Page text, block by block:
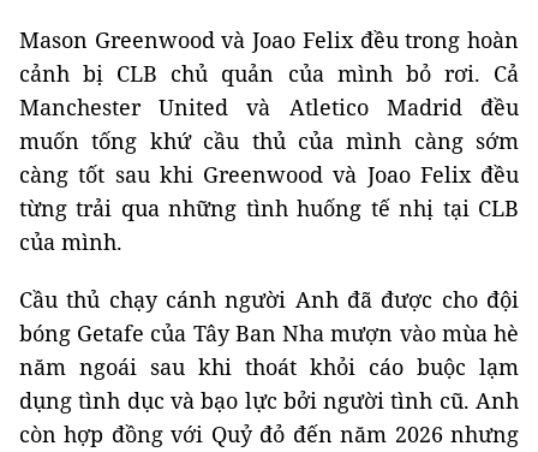
Mason Greenwood và Joao Felix đều trong hoàn
cảnh bị CLB chủ quản của mình bỏ rơi. Cả
Manchester United và Atletico Madrid đều
muốn tống khứ cầu thủ của mình càng sớm
càng tốt sau khi Greenwood và Joao Felix đều
từng trải qua những tình huống tế nhị tại CLB
của mình.
Cầu thủ chạy cánh người Anh đã được cho đội
bóng Getafe của Tây Ban Nha mượn vào mùa hè
năm ngoái sau khi thoát khỏi cáo buộc lạm
dụng tình dục và bạo lực bởi người tình cũ. Anh
còn hợp đồng với Quỷ đỏ đến năm 2026 nhưng